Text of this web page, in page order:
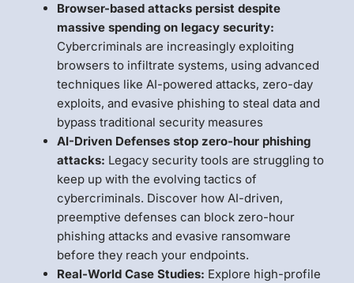
Browser-based attacks persist despite
massive spending on legacy security:
Cybercriminals are increasingly exploiting
browsers to infiltrate systems, using advanced
techniques like AI-powered attacks, zero-day
exploits, and evasive phishing to steal data and
bypass traditional security measures
AI-Driven Defenses stop zero-hour phishing
attacks: Legacy security tools are struggling to
keep up with the evolving tactics of
cybercriminals. Discover how AI-driven,
preemptive defenses can block zero-hour
phishing attacks and evasive ransomware
before they reach your endpoints.
Real-World Case Studies: Explore high-profile